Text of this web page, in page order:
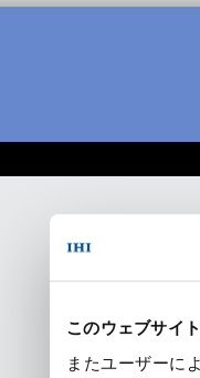
このウェブサイ
またユーザーに